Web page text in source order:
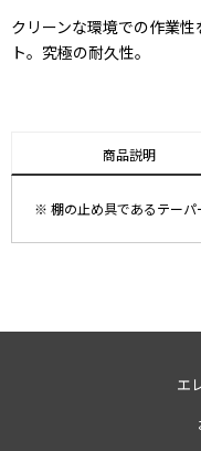
クリーンな環境での作業
ト。究極の耐久性。
商品説明
※ 棚の止め具であるテーパ
エ